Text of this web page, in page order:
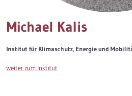
Michael Kalis
Institut für Klimaschutz, Energie und
weiter zum Institut